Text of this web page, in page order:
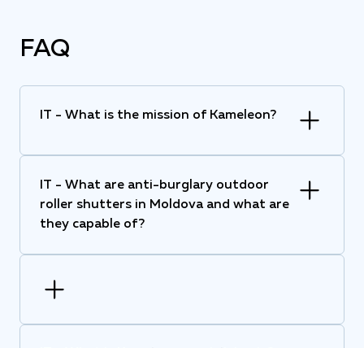
FAQ
IT - What is the mission of Kameleon?
IT - What are anti-burglary outdoor
roller shutters in Moldova and what are
they capable of?